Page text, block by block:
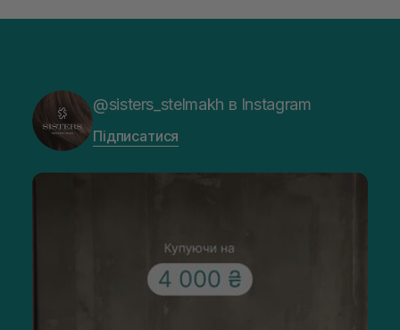
@sisters_stelmakh в Instagram
Підписатися